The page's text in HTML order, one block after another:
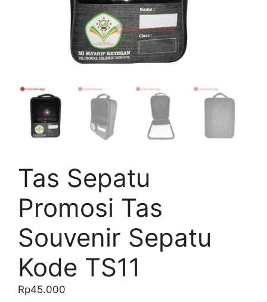
Tas Sepatu
Promosi Tas
Souvenir Sepatu
Kode TS11
Rp45.000